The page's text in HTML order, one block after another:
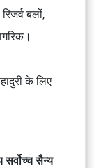
बलों,
के लिए
सर्वोच्च सैन्य